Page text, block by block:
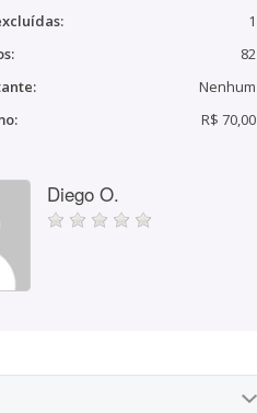
1
82
Nenhum
R$ 70,00
Diego O.